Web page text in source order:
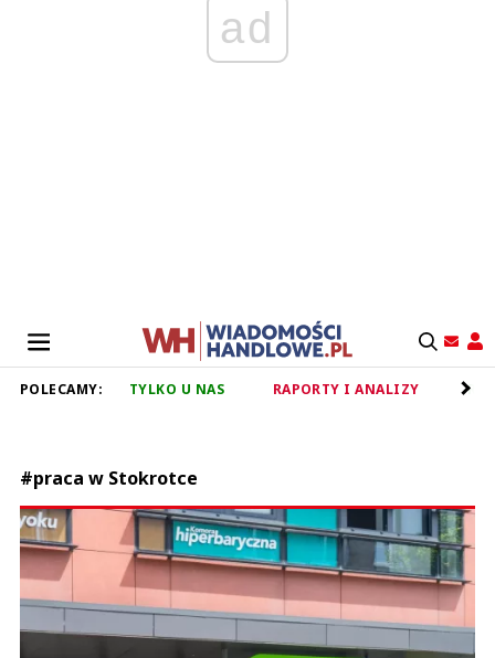
ad
POLECAMY: TYLKO U NAS RAPORTY I ANALIZY
#praca w Stokrotce